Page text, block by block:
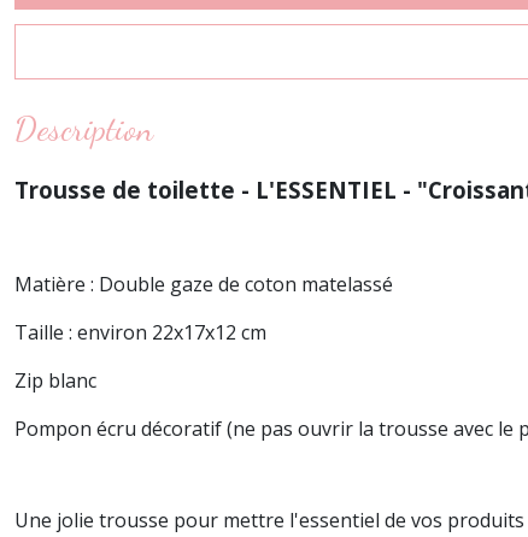
Description
Trousse de toilette - L'ESSENTIEL -
Matière : Double gaze de coton matelassé
Taille : environ 22x17x12 cm
Zip blanc
Pompon écru décoratif (ne pas ouvrir la trousse avec le
Une jolie trousse pour mettre l'essentiel de vos produits